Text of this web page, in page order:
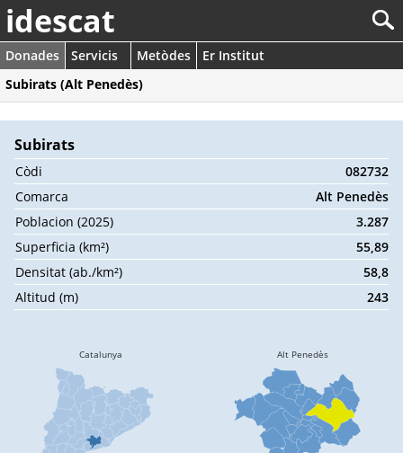
idescat
Donades Servicis Metòdes
Er Institut
Subirats (Alt Penedès)
Subirats
Còdi
082732
Comarca
Alt Penedès
Poblacion (2025)
3.287
Superficia (km²)
55,89
Densitat (ab./km²)
58,8
Altitud (m)
243